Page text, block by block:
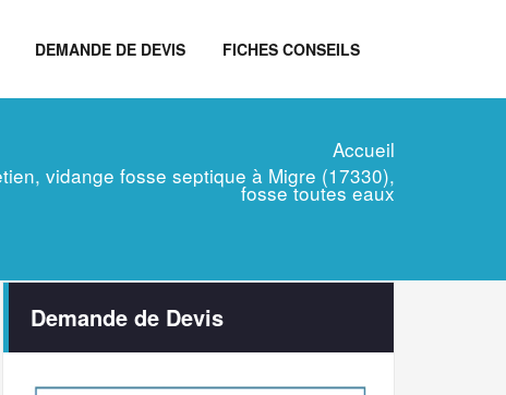
DEMANDE DE DEVIS FICHES CONSEILS
Accueil
vidange fosse septique à Migre (17330),
fosse toutes eaux
Demande de Devis